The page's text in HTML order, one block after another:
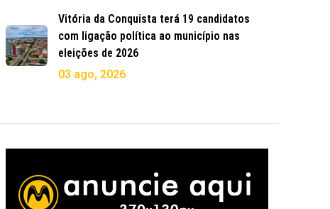
Vitória da Conquista terá 19 candidatos
com ligação política ao município nas
eleições de 2026
03 ago, 2026